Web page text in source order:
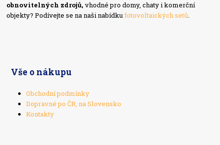
obnovitelných zdrojů, vhodné pro domy, chaty i komerční
objekty? Podívejte se na naši nabídkufotovoltaických setů.
Vše o nákupu
Obchodní podmínky
Dopravné po ČR, na Slovensko
Kontakty